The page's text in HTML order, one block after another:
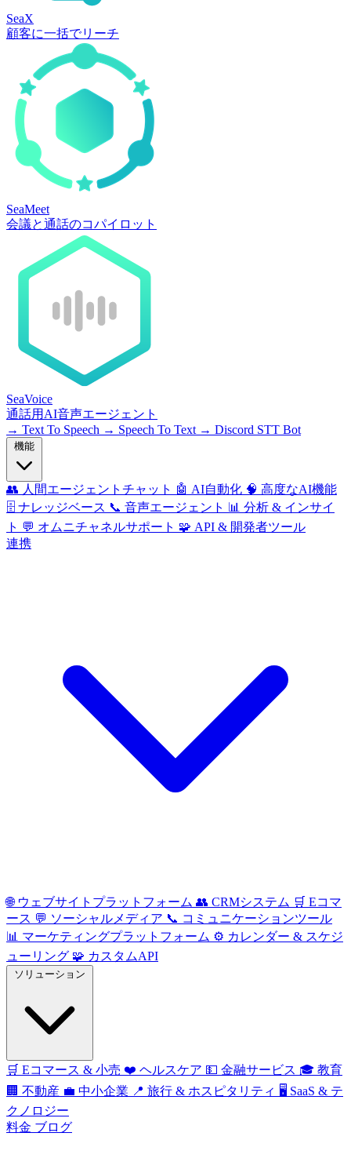
SeaX
顧客に一括でリーチ
SeaMeet
会議と通話のコパイロット
SeaVoice
通話用AI音声エージェント
→ Text To Speech → Speech To Text → Discord STT Bot
👥 人間エージェントチャット 🤖 AI自動化 🧠 高度なAI機能
🗄️ ナレッジベース 📞 音声エージェント 📊 分析 & インサイ
ト 💬 オムニチャネルサポート 🧩 API & 開発者ツール
連携
🌐ウェブサイトプラットフォーム 👥 CRMシステム 🛒 Eコマ
ース 💬 ソーシャルメディア 📞 コミュニケーションツール
📊 マーケティングプラットフォーム ⚙️ カレンダー & スケジ
ューリング 🧩 カスタムAPI
🛒 Eコマース & 小売 ❤️ ヘルスケア 💵 金融サービス 🎓 教育
🏢 不動産 💼 中小企業 📍 旅行 & ホスピタリティ 🖥️ SaaS & テ
クノロジー
料金 ブログ